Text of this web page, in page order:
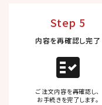
Step 5
内容を再確認し完了
fact_check
ご注文内容を再確認し、
お手続きを完了します。